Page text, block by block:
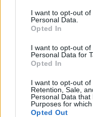
I want to opt-out
Personal Data.
Opted In
I want to opt-out
Personal Data for
Opted In
I want to opt-out of
Retention, Sale,
Personal Data
Purposes for
Opted Out
20